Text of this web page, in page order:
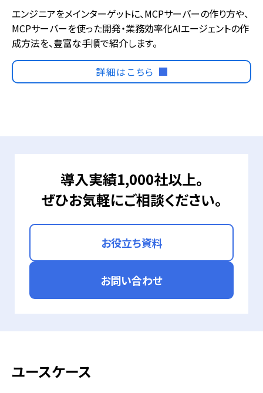
エンジニアをメインターゲットに、MCPサーバーの作り方や、
MCPサーバーを使った開発・業務効率化AIエージェントの作
成方法を、豊富な手順で紹介します。
詳細はこちら
導入実績1,000社以上。
ぜひお気軽にご相談ください。
お役立ち資料
お問い合わせ
ユースケース